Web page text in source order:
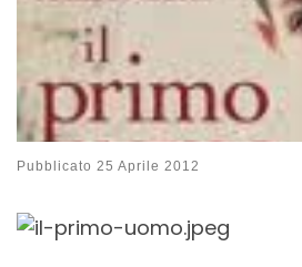
Pubblicato 25 Aprile 2012